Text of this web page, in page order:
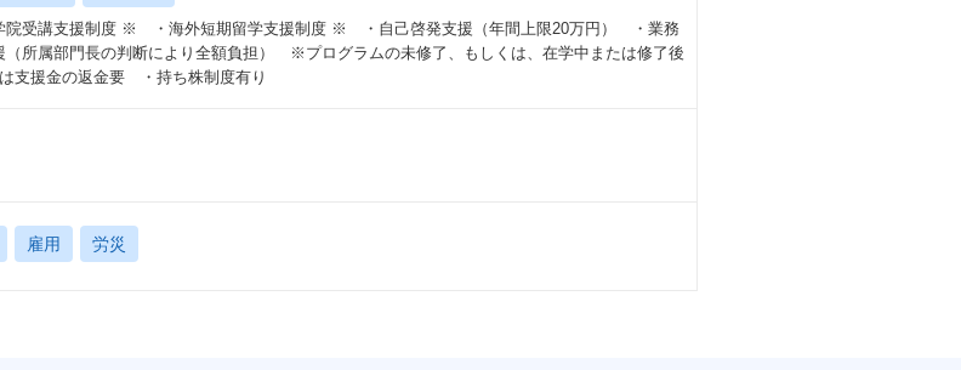
院受講支援制度 ※ ・海外短期留学支援制度 ※ ・自己啓発支援（年間上限20万円） ・業務
（所属部門長の判断により全額負担） ※プログラムの未修了、もしくは、在学中または修了後
支援金の返金要 ・持ち株制度有り
雇用 労災